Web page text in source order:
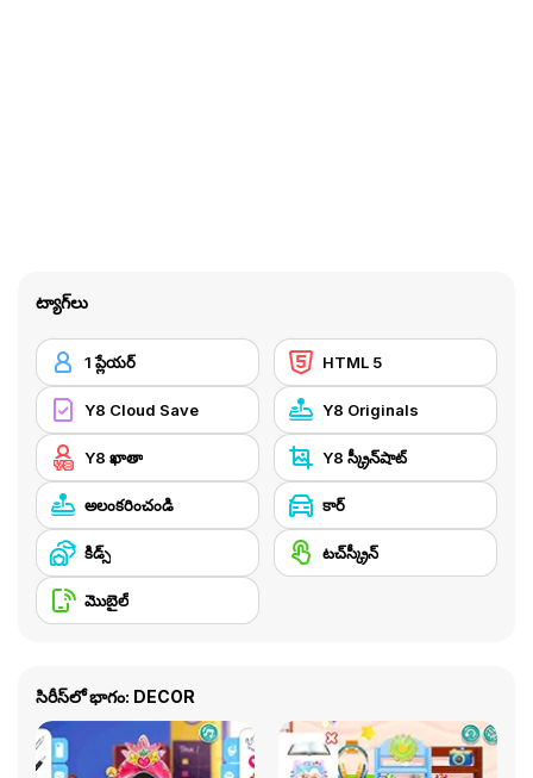
ట్యాగ్‌లు
1 ప్లేయర్ HTML 5
Y8 Cloud Save Y8 Originals
Y8 ఖాతా Y8 స్క్రీన్‌షాట్
అలంకరించండి కార్
కిడ్స్ టచ్‌స్క్రీన్
మొబైల్
సిరీస్‌లో భాగం: DECOR